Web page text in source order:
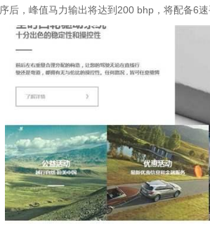
序后，峰值马力输出将达到200 bhp，将配备6